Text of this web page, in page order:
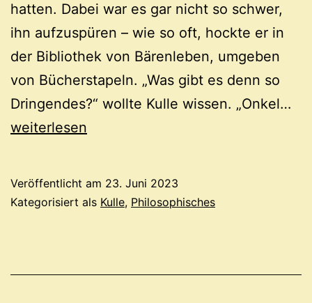
hatten. Dabei war es gar nicht so schwer,
ihn aufzuspüren – wie so oft, hockte er in
der Bibliothek von Bärenleben, umgeben
von Bücherstapeln. „Was gibt es denn so
Dringendes?“ wollte Kulle wissen. „Onkel…
weiterlesen
Veröffentlicht am 23. Juni 2023
Kategorisiert als Kulle, Philosophisches